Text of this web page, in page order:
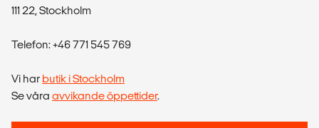
111 22, Stockholm
Telefon: +46 771 545 769
Vi har butik i Stockholm
Se våra avvikande öppettider.